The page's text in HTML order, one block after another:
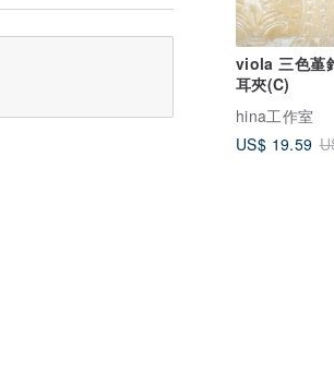
viola 三色堇
耳夾(C)
hina工作室
US$ 19.59